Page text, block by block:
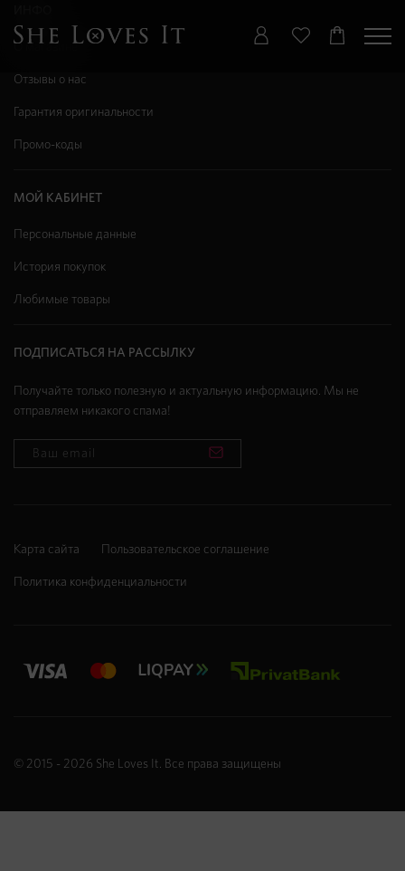
О магазине
Отзывы о нас
Гарантия оригинальности
Промо-коды
МОЙ КАБИНЕТ
Персональные данные
История покупок
Любимые товары
ПОДПИСАТЬСЯ НА РАССЫЛКУ
Получайте только полезную и актуальную информацию. Мы не
отправляем никакого спама!
© 2015 - 2026 She Loves It. Все права защищены
Карта сайта Пользовательское соглашение
Политика конфиденциальности